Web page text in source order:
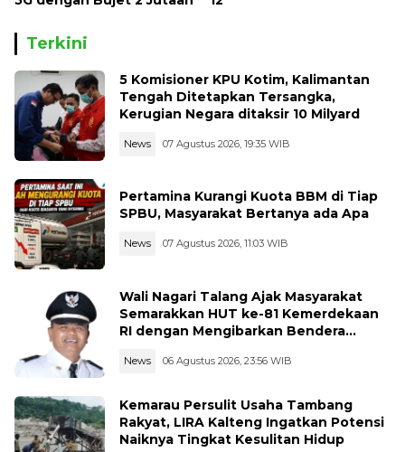
Terkini
5 Komisioner KPU Kotim, Kalimantan
Tengah Ditetapkan Tersangka,
Kerugian Negara ditaksir 10 Milyard
News 07 Agustus 2026, 19:35 WIB
Pertamina Kurangi Kuota BBM di Tiap
SPBU, Masyarakat Bertanya ada Apa
News 07 Agustus 2026, 11:03 WIB
Wali Nagari Talang Ajak Masyarakat
Semarakkan HUT ke-81 Kemerdekaan
RI dengan Mengibarkan Bendera
News 06 Agustus 2026, 23:56 WIB
Kemarau Persulit Usaha Tambang
Rakyat, LIRA Kalteng Ingatkan Potensi
Naiknya Tingkat Kesulitan Hidup